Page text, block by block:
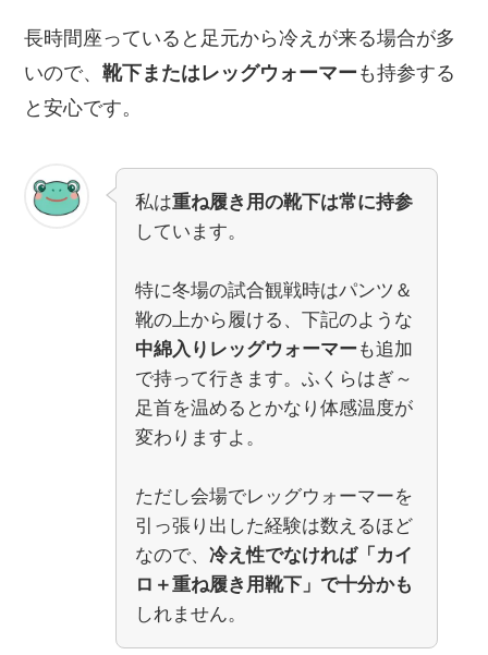
長時間座っていると足元から冷えが来る場合が多
いので、靴下またはレッグウォーマー も持参する
と安心です。
私は重ね履き用の靴下は常に持参
しています。
特に冬場の試合観戦時はパンツ＆
靴の上から履ける、下記のような
中綿入りレッグウォーマーも追加
で持って行きます。ふくらはぎ～
足首を温めるとかなり体感温度が
変わりますよ。
ただし会場でレッグウォーマーを
引っ張り出した経験は数えるほど
なので、冷え性でなければ「カイ
ロ＋重ね履き用靴下」で十分かも
しれません。